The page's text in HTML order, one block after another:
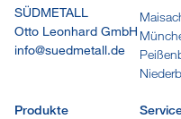
SÜDMETALL
Otto Leonhard GmbH
info@suedmetall.de
Produkte